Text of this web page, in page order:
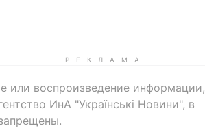
или воспроизведение информации,
ИнА "Українські Новини", в